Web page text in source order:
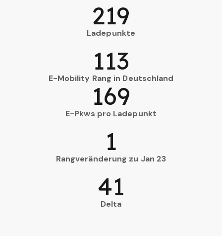
Ladepunkte
219
E-Mobility Rang in Deutschland
113
E-Pkws pro Ladepunkt
169
Rangveränderung zu Jan 23
1
Delta
41